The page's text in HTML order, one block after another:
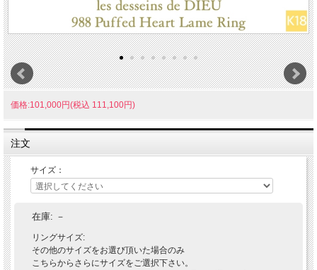
価格:101,000円(税込 111,100円)
注文
サイズ：
在庫: －
リングサイズ:
その他のサイズをお選び頂いた場合のみ
こちらからさらにサイズをご選択下さい。